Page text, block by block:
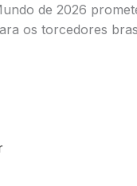
de 2026
os torcedores